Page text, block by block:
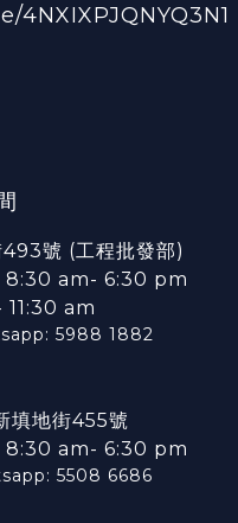
號 (工程批發部)
8:30 am- 6:30 pm
am
5988 1882
填地街455號
8:30 am- 6:30 pm
5508 6686